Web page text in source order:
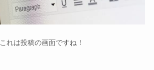
これは投稿の画面ですね！